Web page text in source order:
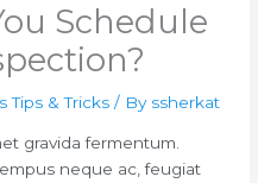
Schedule
Tips & Tricks / By ssherkat
gravida fermentum.
neque ac, feugiat